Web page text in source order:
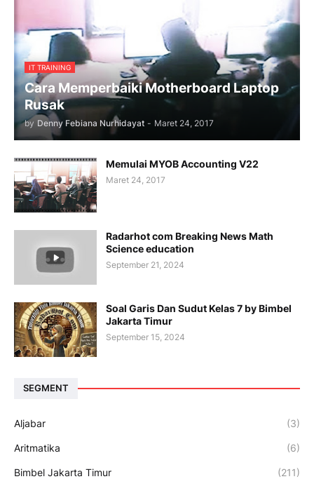
IT TRAINING
Cara Memperbaiki Motherboard Laptop
Rusak
by Denny Febiana Nurhidayat - Maret 24, 2017
Memulai MYOB Accounting V22
Maret 24, 2017
Radarhot com Breaking News Math
Science education
September 21, 2024
Soal Garis Dan Sudut Kelas 7 by Bimbel
Jakarta Timur
September 15, 2024
SEGMENT
Aljabar (3)
Aritmatika (6)
Bimbel Jakarta Timur (211)